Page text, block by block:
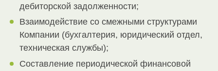
дебиторской задолженности;
Взаимодействие со смежными структурами
Компании (бухгалтерия, юридический отдел,
техническая службы);
Составление периодической финансовой